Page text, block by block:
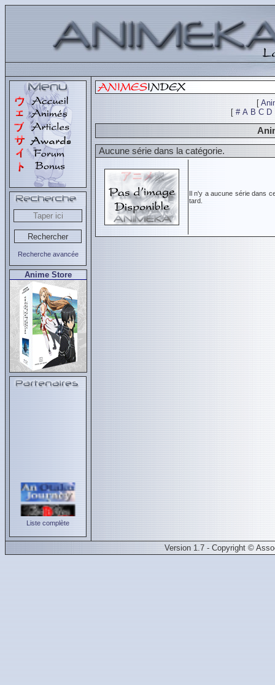
Recherche avancée
Anime Store
Liste complète
[
[ # A B C D
Aucune série dans la catégorie.
Il n'y a aucune série dans
tard.
Version 1.7 - Copyright ©